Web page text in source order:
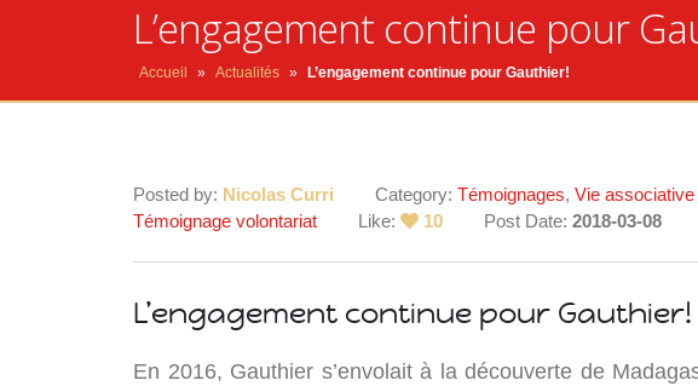
L’engagement continue pour
Accueil » Actualités » L’engagement continue pour Gauthier!
Posted by: Nicolas Curri Category:Témoignages,Vie associative
Témoignage volontariat
Like: 10 Post Date:2018-03-08
L’engagement continue pour Gauthier!
En 2016, Gauthier s’envolait à la découverte de